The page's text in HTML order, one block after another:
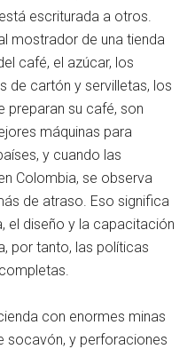
escriturada a otros.
mostrador de una tienda
café, el azúcar, los
de cartón y servilletas, los
preparan su café, son
máquinas para
y cuando las
Colombia, se observa
de atraso. Eso significa
el diseño y la capacitación
por tanto, las políticas
con enormes minas
socavón, y perforaciones